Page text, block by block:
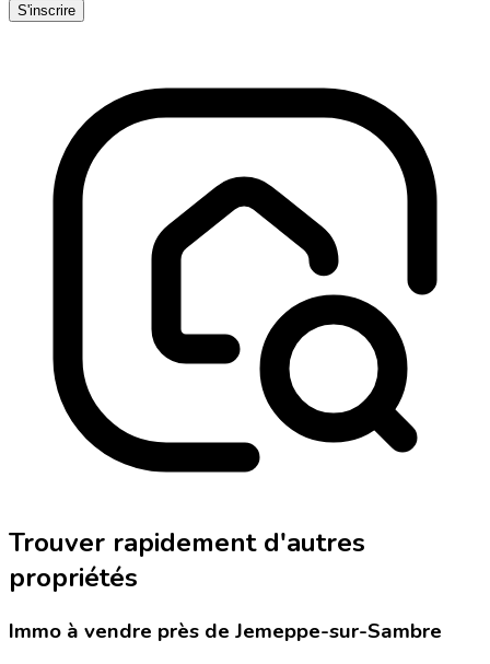
S'inscrire
Trouver rapidement d'autres
propriétés
Immo à vendre près de Jemeppe-sur-Sambre